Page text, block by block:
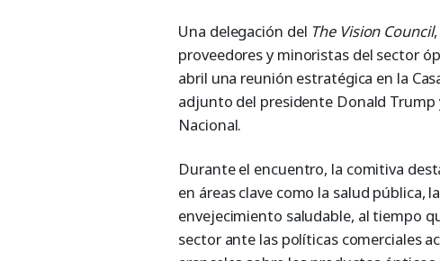
Una delegación del The Vision Council
proveedores y minoristas del sector
abril una reunión estratégica en la
adjunto del presidente Donald
Nacional.
Durante el encuentro, la comitiva
en áreas clave como la salud pública,
envejecimiento saludable, al tiempo
sector ante las políticas comerciales